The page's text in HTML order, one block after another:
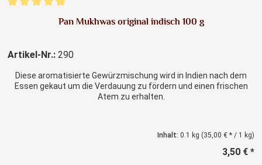
Durchschnittliche Bewertung von 4.88 von 5 Sternen
Pan Mukhwas original indisch 100 g
Artikel-Nr.: 290
Diese aromatisierte Gewürzmischung wird in Indien nach dem
Essen gekaut um die Verdauung zu fördern und einen frischen
Atem zu erhalten.
Inhalt: 0.1 kg (35,00 € * / 1 kg)
3,50 € *